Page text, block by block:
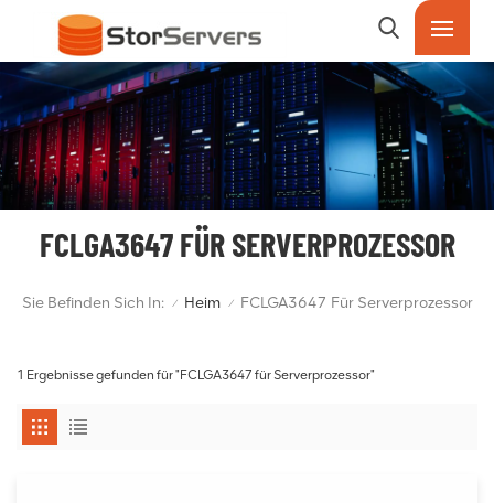
FCLGA3647 FÜR SERVERPROZESSOR
Sie Befinden Sich In: / Heim / FCLGA3647 Für Serverprozessor
1 Ergebnisse gefunden für "FCLGA3647 für Serverprozessor"